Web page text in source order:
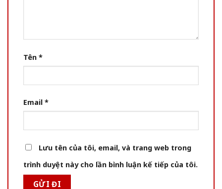
Tên *
Email *
Lưu tên của tôi, email, và trang web trong
trình duyệt này cho lần bình luận kế tiếp của tôi.